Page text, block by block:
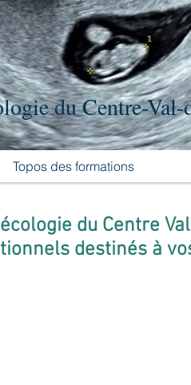
du Centre-
Topos des formations
du Centre
destinés à